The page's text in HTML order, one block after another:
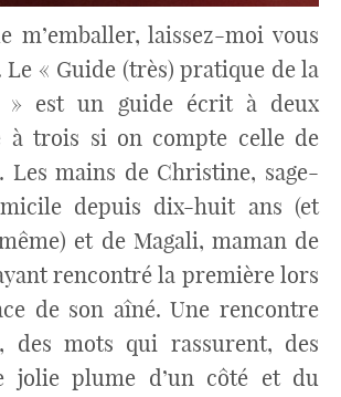
m’emballer, laissez-moi vous
« Guide (très) pratique de la
» est un guide écrit à deux
à trois si on compte celle de
Les mains de Christine, sage-
depuis dix-huit ans (et
et de Magali, maman de
rencontré la première lors
de son aîné. Une rencontre
des mots qui rassurent, des
jolie plume d’un côté et du